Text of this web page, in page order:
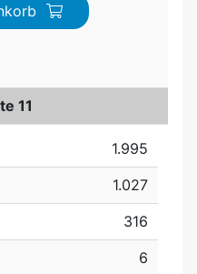
11
1.995
1.027
316
6